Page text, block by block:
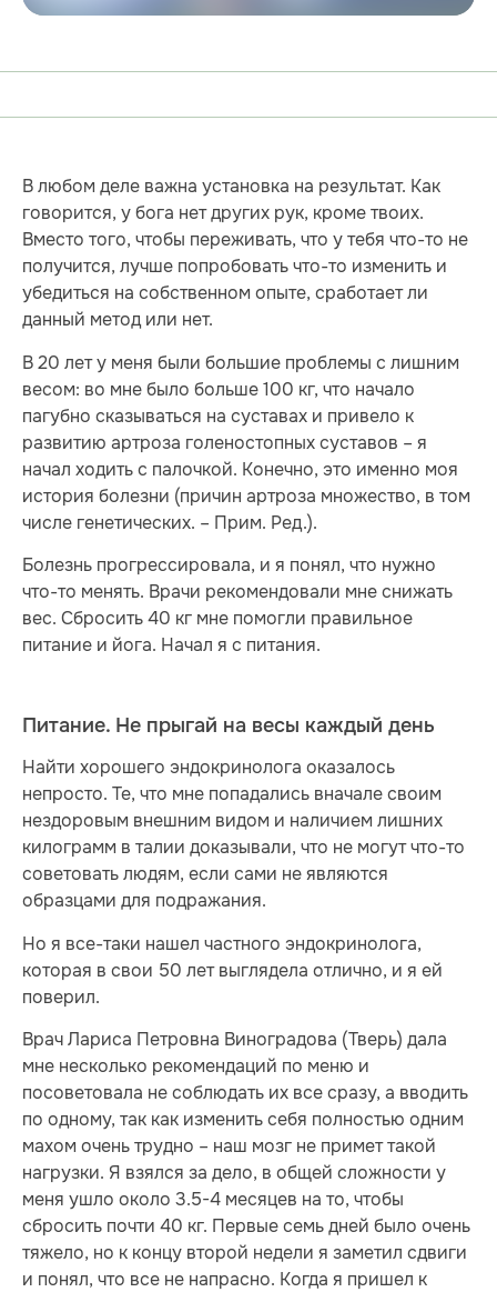
В любом деле важна установка на результат. Как
говорится, у бога нет других рук, кроме твоих.
Вместо того, чтобы переживать, что у тебя что-то не
получится, лучше попробовать что-то изменить и
убедиться на собственном опыте, сработает ли
данный метод или нет.
В 20 лет у меня были большие проблемы с лишним
весом: во мне было больше 100 кг, что начало
пагубно сказываться на суставах и привело к
развитию артроза голеностопных суставов – я
начал ходить с палочкой. Конечно, это именно моя
история болезни (причин артроза множество, в том
числе генетических. – Прим. Ред.).
Болезнь прогрессировала, и я понял, что нужно
что-то менять. Врачи рекомендовали мне снижать
вес. Сбросить 40 кг мне помогли правильное
питание и йога. Начал я с питания.
Питание. Не прыгай на весы каждый день
Найти хорошего эндокринолога оказалось
непросто. Те, что мне попадались вначале своим
нездоровым внешним видом и наличием лишних
килограмм в талии доказывали, что не могут что-то
советовать людям, если сами не являются
образцами для подражания.
Но я все-таки нашел частного эндокринолога,
которая в свои 50 лет выглядела отлично, и я ей
поверил.
Врач Лариса Петровна Виноградова (Тверь) дала
мне несколько рекомендаций по меню и
посоветовала не соблюдать их все сразу, а вводить
по одному, так как изменить себя полностью одним
махом очень трудно – наш мозг не примет такой
нагрузки. Я взялся за дело, в общей сложности у
меня ушло около 3.5-4 месяцев на то, чтобы
сбросить почти 40 кг. Первые семь дней было очень
тяжело, но к концу второй недели я заметил сдвиги
и понял, что все не напрасно. Когда я пришел к